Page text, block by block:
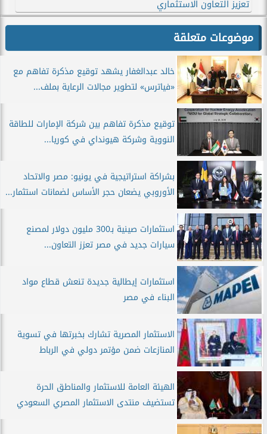
تعزيز التعاون الاستثماري
موضوعات متعلقة
خالد عبدالغفار يشهد توقيع مذكرة تفاهم مع
«فياترس» لتطوير مجالات الرعاية بملف...
توقيع مذكرة تفاهم بين شركة الإمارات للطاقة
النووية وشركة هيونداي في كوريا...
بشراكة استراتيجية في يونيو: مصر والاتحاد
الأوروبي يضعان حجر الأساس لضمانات استثمار...
استثمارات صينية بـ300 مليون دولار لمصنع
سيارات جديد في مصر تعزز التعاون...
استثمارات إيطالية جديدة تنعش قطاع مواد
البناء في مصر
الاستثمار المصرية تشارك بخبرتها في تسوية
المنازعات ضمن مؤتمر دولي في الرباط
الهيئة العامة للاستثمار والمناطق الحرة
تستضيف منتدى الاستثمار المصري السعودي